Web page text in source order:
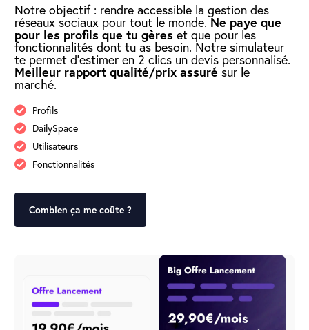
Notre objectif : rendre accessible la gestion des
réseaux sociaux pour tout le monde.Ne paye que
pour les profils que tu gères et que pour les
fonctionnalités dont tu as besoin. Notre simulateur
te permet d’estimer en 2 clics un devis personnalisé.
Meilleur rapport qualité/prix assuré sur le
marché.
Profils
DailySpace
Utilisateurs
Fonctionnalités
Combien ça me coûte ?